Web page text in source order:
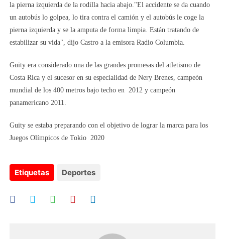
la pierna izquierda de la rodilla hacia abajo."El accidente se da cuando
un autobús lo golpea, lo tira contra el camión y el autobús le coge la
pierna izquierda y se la amputa de forma limpia. Están tratando de
estabilizar su vida", dijo Castro a la emisora Radio Columbia.
Guity era considerado una de las grandes promesas del atletismo de
Costa Rica y el sucesor en su especialidad de Nery Brenes, campeón
mundial de los 400 metros bajo techo en 2012 y campeón
panamericano 2011.
Guity se estaba preparando con el objetivo de lograr la marca para los
Juegos Olímpicos de Tokio 2020
Etiquetas Deportes